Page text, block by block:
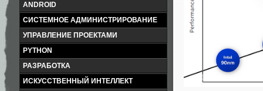
ANDROID
СИСТЕМНОЕ АДМИНИСТРИРОВАНИЕ
УПРАВЛЕНИЕ ПРОЕКТАМИ
PYTHON
РАЗРАБОТКА
ИСКУССТВЕННЫЙ ИНТЕЛЛЕКТ